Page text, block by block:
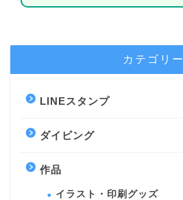
カテゴリー
LINEスタンプ
ダイビング
作品
イラスト・印刷グッズ